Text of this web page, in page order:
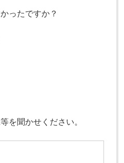
ったですか？
を聞かせください。